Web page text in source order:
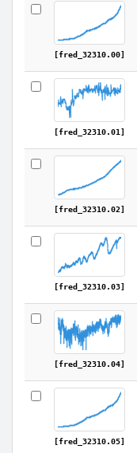
[fred_32310.00]
[fred_32310.01]
[fred_32310.02]
[fred_32310.03]
[fred_32310.04]
[fred_32310.05]